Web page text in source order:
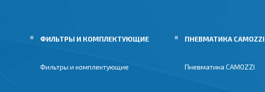
ФИЛЬТРЫ И КОМПЛЕКТУЮЩИЕ
Фильтры и комплектующие
ПНЕВМАТИКА CAMOZZI
Пневматика CAMOZZI